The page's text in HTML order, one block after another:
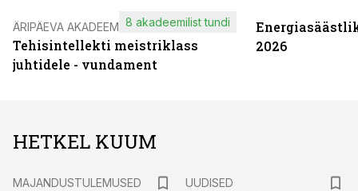
ÄRIPÄEVA AKADEEMIA
Tehisintellekti meistriklass
juhtidele - vundament
8 akadeemilist tundi
2026
HETKEL KUUM
MAJANDUSTULEMUSED
UUDISED